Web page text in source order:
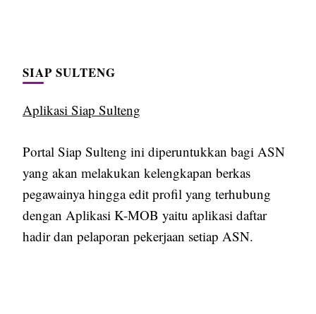
SIAP SULTENG
Aplikasi Siap Sulteng
Portal Siap Sulteng ini diperuntukkan bagi ASN
yang akan melakukan kelengkapan berkas
pegawainya hingga edit profil yang terhubung
dengan Aplikasi K-MOB yaitu aplikasi daftar
hadir dan pelaporan pekerjaan setiap ASN.